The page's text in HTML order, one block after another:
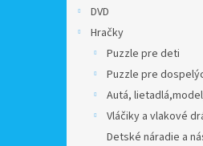
DVD
Hračky
Puzzle pre deti
Puzzle pre
Autá,
Vláčiky a vlakové
Detské náradie a